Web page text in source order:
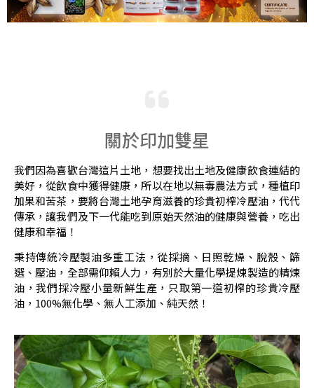
關於印加雙星
我們因為喜歡台灣這片土地，想要找出土地及健康飲食連結的
美好，從飲食中獲得健康，所以在地以無毒農法方式，種植印
加果和苦茶，要將台灣土地孕育滋養的珍貴初榨冷壓油，代代
傳承，讓我們及下一代能吃到原始天然油的健康與營養，吃出
健康和幸福！
秉持傳統冷壓製油多重工法，從採摘、日照乾燥、脫殼、篩
選、壓油，全部需仰賴人力，有別於大量化學提煉製造的精煉
油，我們採冷壓小量新鮮生產，只取第一道初榨的珍貴冷壓
油，100%無化學、無人工添加、純天然！